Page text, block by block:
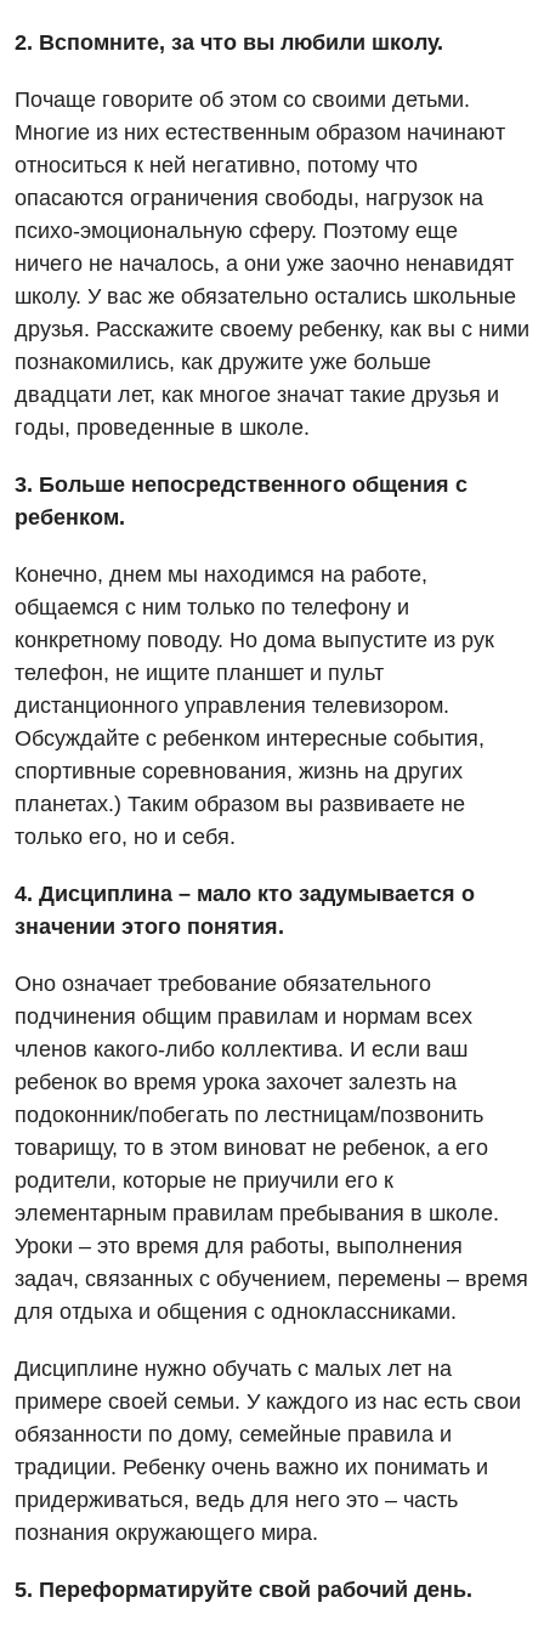
Маммография
Рентгенография
Эндоскопическое отделение
Для взрослых
Акушерство и гинекология
Аллергология, иммунология
Андрология
Бесплатные услуги
Гастроэнтерология
Гематология
Гинекологическое отделение
Дерматовенерология
Диетология
Дневной стационар
Кардиохирургия
Маммология
Медицинская психология
Неврология
Нейрохирургия
Ортопедия и травматология
Отделение интенсивной терапии
Отделение неотложных состояний
Оториноларингология
Офтальмологическое отделение
Педиатрическое отделение
Пульмонология
Отделение интенсивной терапии
Отделение неотложных состояний
Офтальмологическое отделение
Скорая медицинская помощь
Травматологическое отделение
Хирургическое отделение
Национальный скрининг здоровья 40+
Украинский
Русский
2. Вспомните, за что вы любили школу.
Почаще говорите об этом со своими детьми.
Многие из них естественным образом начинают
относиться к ней негативно, потому что
опасаются ограничения свободы, нагрузок на
психо-эмоциональную сферу. Поэтому еще
ничего не началось, а они уже заочно ненавидят
школу. У вас же обязательно остались школьные
друзья. Расскажите своему ребенку, как вы с ними
познакомились, как дружите уже больше
двадцати лет, как многое значат такие друзья и
годы, проведенные в школе.
3. Больше непосредственного общения с
ребенком.
Конечно, днем мы находимся на работе,
общаемся с ним только по телефону и
конкретному поводу. Но дома выпустите из рук
телефон, не ищите планшет и пульт
дистанционного управления телевизором.
Обсуждайте с ребенком интересные события,
спортивные соревнования, жизнь на других
планетах.) Таким образом вы развиваете не
только его, но и себя.
4. Дисциплина – мало кто задумывается о
значении этого понятия.
Оно означает требование обязательного
подчинения общим правилам и нормам всех
членов какого-либо коллектива. И если ваш
ребенок во время урока захочет залезть на
подоконник/побегать по лестницам/позвонить
товарищу, то в этом виноват не ребенок, а его
родители, которые не приучили его к
элементарным правилам пребывания в школе.
Уроки – это время для работы, выполнения
задач, связанных с обучением, перемены – время
для отдыха и общения с одноклассниками.
Дисциплине нужно обучать с малых лет на
примере своей семьи. У каждого из нас есть свои
обязанности по дому, семейные правила и
традиции. Ребенку очень важно их понимать и
придерживаться, ведь для него это – часть
познания окружающего мира.
5. Переформатируйте свой рабочий день.